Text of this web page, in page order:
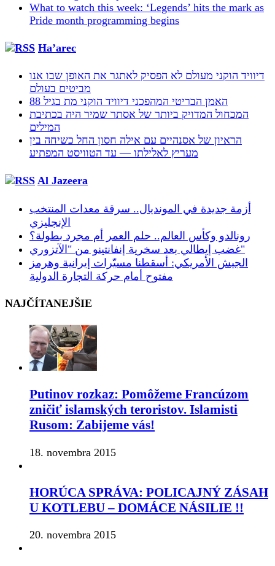
What to watch this week: ‘Legends’ hits the mark as
Pride month programming begins
Ha’arec
דיוויד הוקני מעולם לא הפסיק לאתגר את האופן שבו אנו
מביטים בעולם
האמן הבריטי המהפכני דיוויד הוקני מת בגיל 88
המכחול המדויק ביותר של אסתר שמיר היה בכתיבת
המילים
הראיון של אסנהיים עם אילה חסון החל כשיחה בין
מעריץ לאלילתו — עד הטוויסט המפתיע
Al Jazeera
أزمة جديدة في المونديال.. سرقة معدات المنتخب
الإنجليزي
رونالدو وكأس العالم.. حلم العمر أم مجرد بطولة؟
غضب إيطالي بعد سخرية إنفانتينو من "الآتزوري"
الجيش الأمريكي: أسقطنا مسيّرات إيرانية وهرمز
مفتوح أمام حركة التجارة الدولية
NAJČÍTANEJŠIE
Putinov rozkaz: Pomôžeme Francúzom
zničiť islamských teroristov. Islamisti
Rusom: Zabijeme vás!
18. novembra 2015
HORÚCA SPRÁVA: POLICAJNÝ ZÁSAH
U KOTLEBU – DOMÁCE NÁSILIE !!
20. novembra 2015